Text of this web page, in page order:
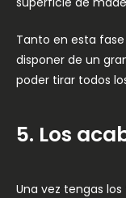
Tanto en esta
disponer de un
poder tirar todos
5. Los
Una vez tengas